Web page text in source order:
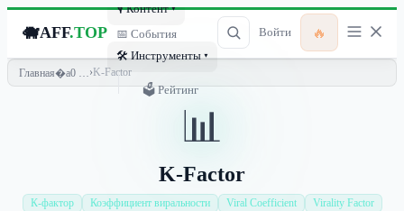
🐗AFF.TOP
🎙 Контент ▾
📅 События
🛠 Инструменты ▾
🗳 Рейтинг
Войти 🔥
Главная › K-Factor
📊
K-Factor
К-фактор Коэффициент виральности Viral Coefficient Virality Factor